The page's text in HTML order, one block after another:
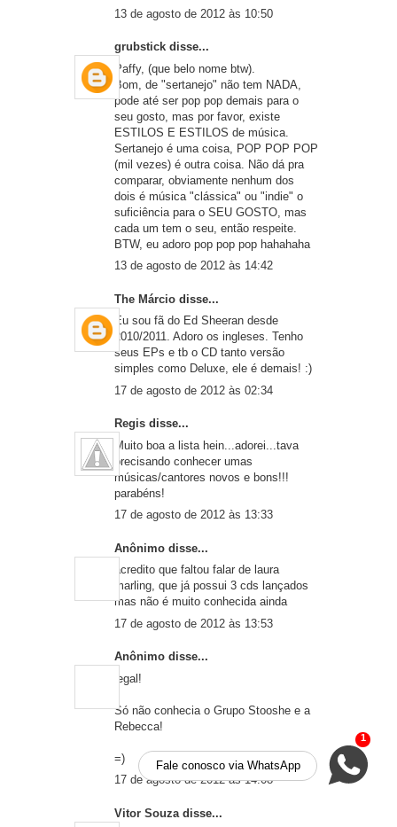
13 de agosto de 2012 às 10:50
grubstick disse...
Paffy, (que belo nome btw).
Bom, de "sertanejo" não tem NADA,
pode até ser pop pop demais para o
seu gosto, mas por favor, existe
ESTILOS E ESTILOS de música.
Sertanejo é uma coisa, POP POP POP
(mil vezes) é outra coisa. Não dá pra
comparar, obviamente nenhum dos
dois é música "clássica" ou "indie" o
suficiência para o SEU GOSTO, mas
cada um tem o seu, então respeite.
BTW, eu adoro pop pop pop hahahaha
13 de agosto de 2012 às 14:42
The Márcio disse...
Eu sou fã do Ed Sheeran desde
2010/2011. Adoro os ingleses. Tenho
seus EPs e tb o CD tanto versão
simples como Deluxe, ele é demais! :)
17 de agosto de 2012 às 02:34
Regis disse...
Muito boa a lista hein...adorei...tava
precisando conhecer umas
músicas/cantores novos e bons!!!
parabéns!
17 de agosto de 2012 às 13:33
Anônimo disse...
acredito que faltou falar de laura
marling, que já possui 3 cds lançados
mas não é muito conhecida ainda
17 de agosto de 2012 às 13:53
Anônimo disse...
legal!
Só não conhecia o Grupo Stooshe e a
Rebecca!
=)
17 de agosto de 2012 às 14:08
Vitor Souza disse...
1
Fale conosco via WhatsApp